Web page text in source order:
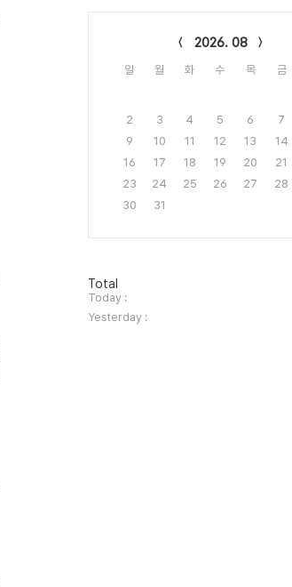
2026. 08
일 월 화 수 목 금
2
3 4 5 6 7
9
10 11 12 13 14
16
17 18 19 20 21
23
24 25 26 27 28
30
31
방
문
자
수
Total
Today :
Yesterday :